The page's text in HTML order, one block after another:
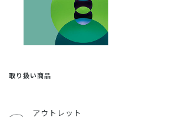
取り扱い商品
アウトレット